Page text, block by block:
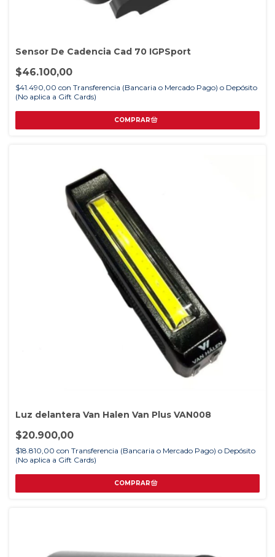
Sensor De Cadencia Cad 70 IGPSport
$46.100,00
$41.490,00 con Transferencia (Bancaria o Mercado Pago) o Depósito
(No aplica a Gift Cards)
Luz delantera Van Halen Van Plus VAN008
$20.900,00
$18.810,00 con Transferencia (Bancaria o Mercado Pago) o Depósito
(No aplica a Gift Cards)